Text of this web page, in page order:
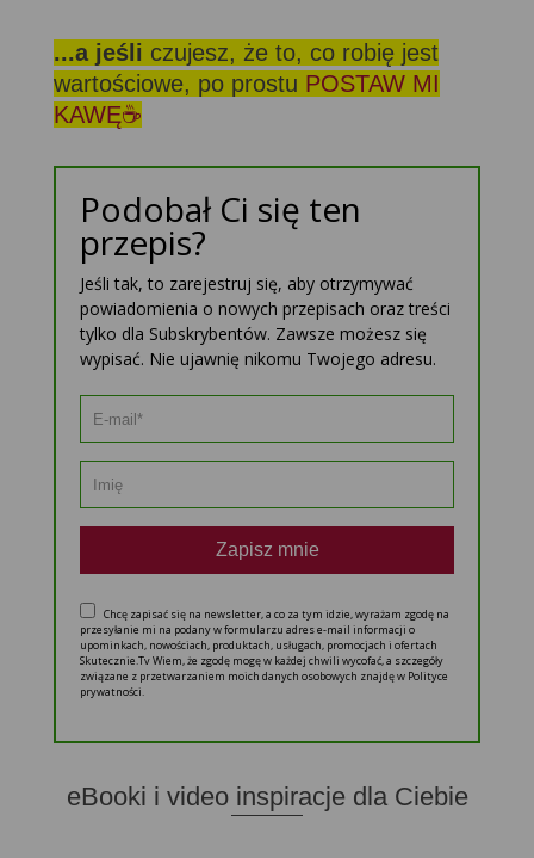
...a jeśli czujesz, że to, co robię jest
wartościowe, po prostu POSTAW MI
KAWĘ☕
Podobał Ci się ten
przepis?
Jeśli tak, to zarejestruj się, aby otrzymywać
powiadomienia o nowych przepisach oraz treści
tylko dla Subskrybentów. Zawsze możesz się
wypisać. Nie ujawnię nikomu Twojego adresu.
Zapisz mnie
Chcę zapisać się na newsletter, a co za tym idzie, wyrażam zgodę na
przesyłanie mi na podany w formularzu adres e-mail informacji o
upominkach, nowościach, produktach, usługach, promocjach i ofertach
Skutecznie.Tv Wiem, że zgodę mogę w każdej chwili wycofać, a szczegóły
związane z przetwarzaniem moich danych osobowych znajdę w Polityce
prywatności.
eBooki i video inspiracje dla Ciebie